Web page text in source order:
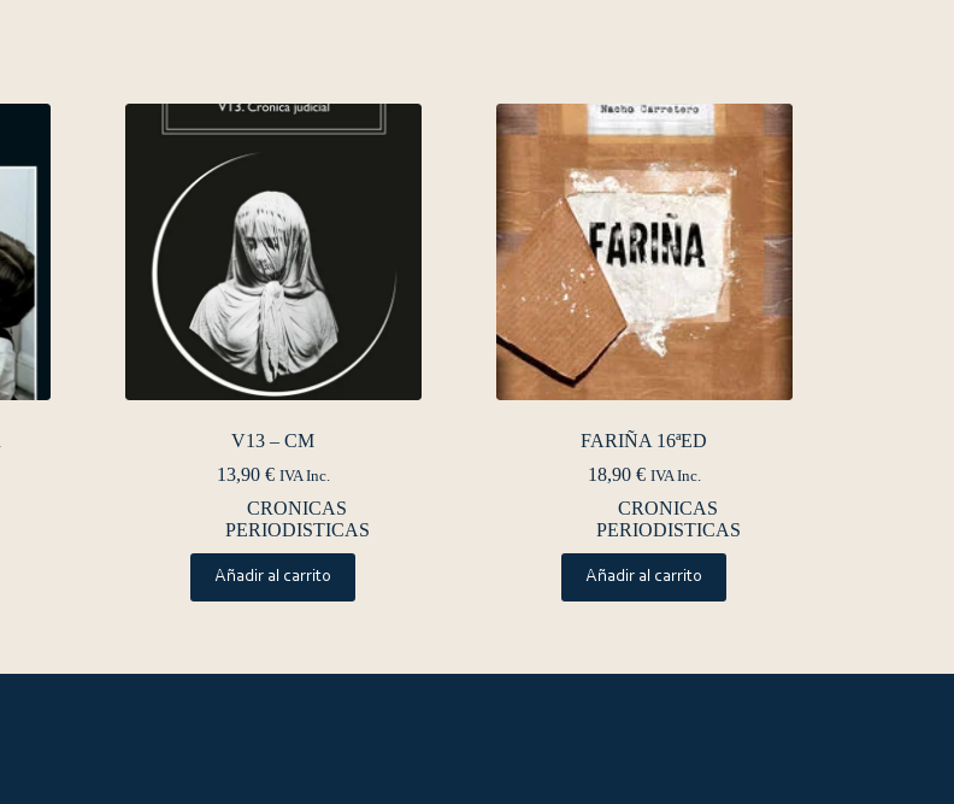
V13 – CM
13,90 € IVA Inc.
CRONICAS
PERIODISTICAS
Añadir al carrito
FARIÑA 16ªED
18,90 € IVA Inc.
CRONICAS
PERIODISTICAS
Añadir al carrito